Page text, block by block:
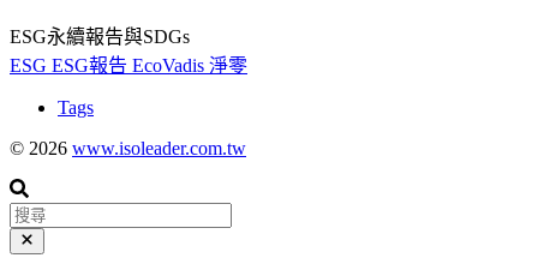
ESG永續報告與SDGs
ESG ESG報告 EcoVadis 淨零
Tags
© 2026 www.isoleader.com.tw